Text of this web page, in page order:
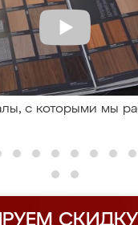
с которыми мы
СКИДКУ